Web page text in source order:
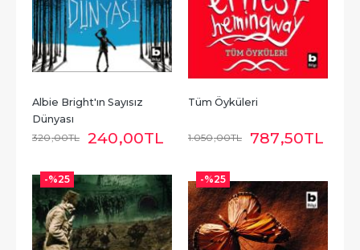
Albie Bright'ın Sayısız
Dünyası
320,00TL 240,00TL
Tüm Öyküleri
1.050,00TL 787,50TL
-%25 -%25